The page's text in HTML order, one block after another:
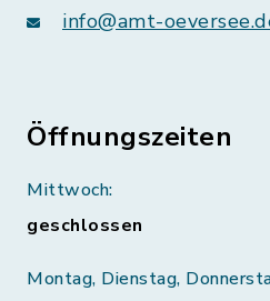
info@amt-
Öffnungszeiten
Mittwoch:
geschlossen
Montag, Dienstag,